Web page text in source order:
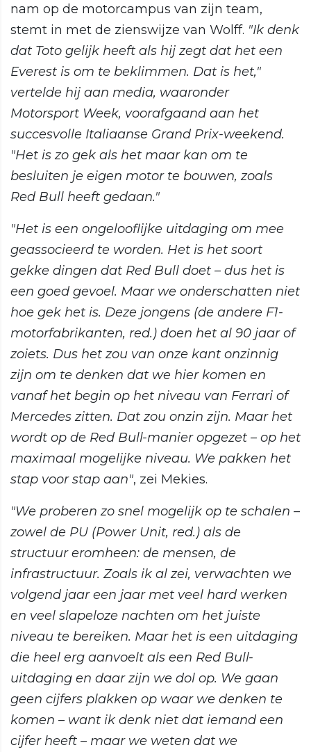
nam op de motorcampus van zijn team,
stemt in met de zienswijze van Wolff. "Ik denk
dat Toto gelijk heeft als hij zegt dat het een
Everest is om te beklimmen. Dat is het,"
vertelde hij aan media, waaronder
Motorsport Week, voorafgaand aan het
succesvolle Italiaanse Grand Prix-weekend.
"Het is zo gek als het maar kan om te
besluiten je eigen motor te bouwen, zoals
Red Bull heeft gedaan."
"Het is een ongelooflijke uitdaging om mee
geassocieerd te worden. Het is het soort
gekke dingen dat Red Bull doet – dus het is
een goed gevoel. Maar we onderschatten niet
hoe gek het is. Deze jongens (de andere F1-
motorfabrikanten, red.) doen het al 90 jaar of
zoiets. Dus het zou van onze kant onzinnig
zijn om te denken dat we hier komen en
vanaf het begin op het niveau van Ferrari of
Mercedes zitten. Dat zou onzin zijn. Maar het
wordt op de Red Bull-manier opgezet – op het
maximaal mogelijke niveau. We pakken het
stap voor stap aan", zei Mekies.
"We proberen zo snel mogelijk op te schalen –
zowel de PU (Power Unit, red.) als de
structuur eromheen: de mensen, de
infrastructuur. Zoals ik al zei, verwachten we
volgend jaar een jaar met veel hard werken
en veel slapeloze nachten om het juiste
niveau te bereiken. Maar het is een uitdaging
die heel erg aanvoelt als een Red Bull-
uitdaging en daar zijn we dol op. We gaan
geen cijfers plakken op waar we denken te
komen – want ik denk niet dat iemand een
cijfer heeft – maar we weten dat we